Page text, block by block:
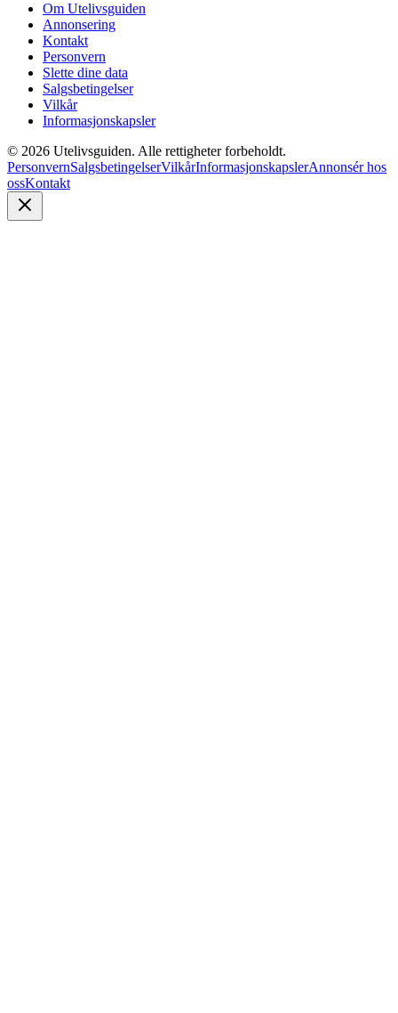
Om Utelivsguiden
Annonsering
Kontakt
Personvern
Slette dine data
Salgsbetingelser
Vilkår
Informasjonskapsler
© 2026 Utelivsguiden. Alle rettigheter forbeholdt.
PersonvernSalgsbetingelserVilkårInformasjonskapslerAnnonsér hos
ossKontakt